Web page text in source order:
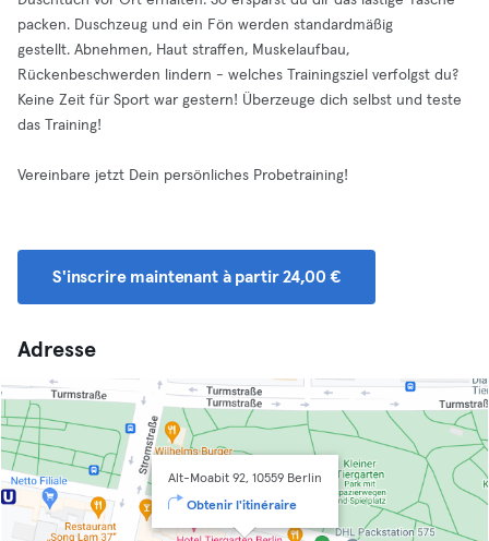
packen. Duschzeug und ein Fön werden standardmäßig
gestellt. Abnehmen, Haut straffen, Muskelaufbau,
Rückenbeschwerden lindern - welches Trainingsziel verfolgst du?
Keine Zeit für Sport war gestern! Überzeuge dich selbst und teste
das Training!
Vereinbare jetzt Dein persönliches Probetraining!
S'inscrire maintenant à partir 24,00 €
Adresse
Alt-Moabit 92, 10559 Berlin
Obtenir l'itinéraire